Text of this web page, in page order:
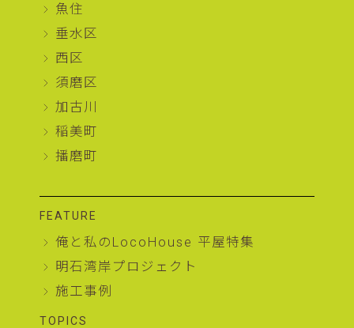
魚住
垂水区
西区
須磨区
加古川
稲美町
播磨町
FEATURE
俺と私のLocoHouse 平屋特集
明石湾岸プロジェクト
施工事例
TOPICS